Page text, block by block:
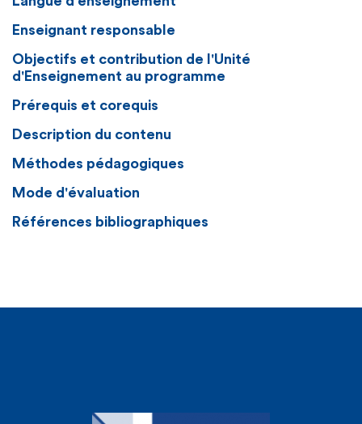
Enseignant responsable
Objectifs et contribution de l'Unité
d'Enseignement au programme
Prérequis et corequis
Description du contenu
Méthodes pédagogiques
Mode d'évaluation
Références bibliographiques